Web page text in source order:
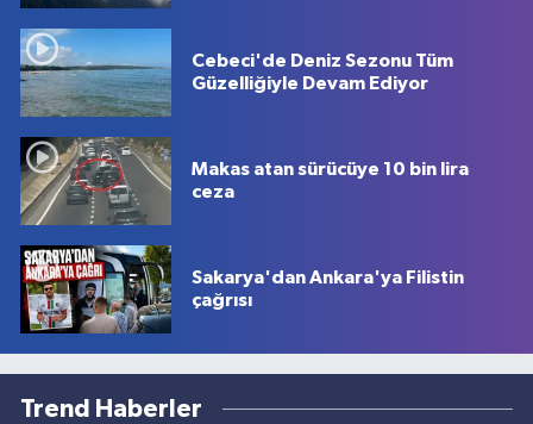
Cebeci'de Deniz Sezonu Tüm
Güzelliğiyle Devam Ediyor
Makas atan sürücüye 10 bin lira
ceza
Sakarya'dan Ankara'ya Filistin
çağrısı
Trend Haberler